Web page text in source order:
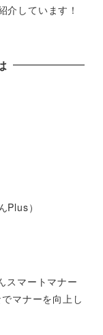
介しています！
Plus）
スマートマナー
マナーを向上し